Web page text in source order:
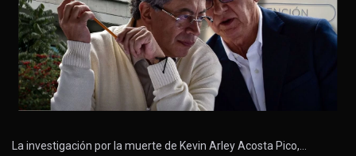
La investigación por la muerte de Kevin Arley Acosta Pico,…